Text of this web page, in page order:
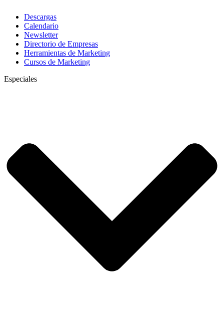
Descargas
Calendario
Newsletter
Directorio de Empresas
Herramientas de Marketing
Cursos de Marketing
Especiales